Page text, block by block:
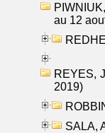
au 12
REYES,
2019)
SALA,